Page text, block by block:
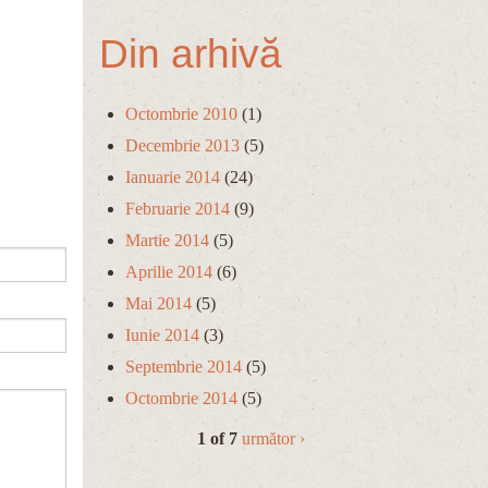
Din arhivă
Octombrie 2010 (1)
Decembrie 2013 (5)
Ianuarie 2014 (24)
Februarie 2014 (9)
Martie 2014 (5)
Aprilie 2014 (6)
Mai 2014 (5)
Iunie 2014 (3)
Septembrie 2014 (5)
Octombrie 2014 (5)
1 of 7 următor ›